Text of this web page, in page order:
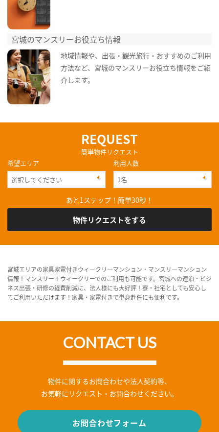
宮城のマンスリーお役立ち情報
地域情報や、出張・観光旅行・おすすめのご利用
方法など、宮城のマンスリーお役立ち情報をご紹
介します。
REQUEST
簡単物件リクエスト
希望エリア
利用人数
あと1ステップ！簡単30秒！
物件リクエストをする
宮城エリアの家具家電付きウィークリーマンション・マンスリーマンション
情報！マンスリー＋ウィークリーでのご利用も可能です。宮城への連泊・ビジ
ネス出張・研修の経費削減に、法人様にも大好評！寮・社宅としても安心し
てご利用いただけます！家具・家電付きで単身赴任にも便利です。
CONTACT US
物件に関するお問合わせや法人契約等、
お気軽にリクエスト・お問合わせください。
お問合わせフォーム